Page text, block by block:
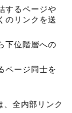
するページや
のリンクを送
下位階層への
ページ同士を
、全内部リンク